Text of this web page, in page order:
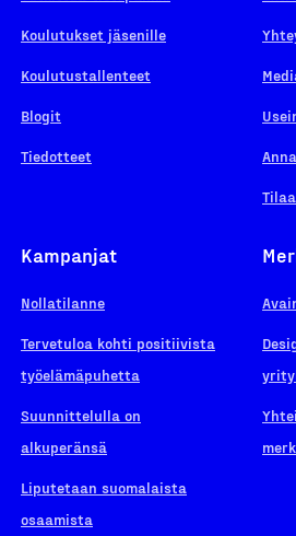
Koulutukset jäsenille
Koulutustallenteet
Blogit
Tiedotteet
Kampanjat
Nollatilanne
Tervetuloa kohti positiivista
työelämäpuhetta
Suunnittelulla on
alkuperänsä
Liputetaan suomalaista
osaamista